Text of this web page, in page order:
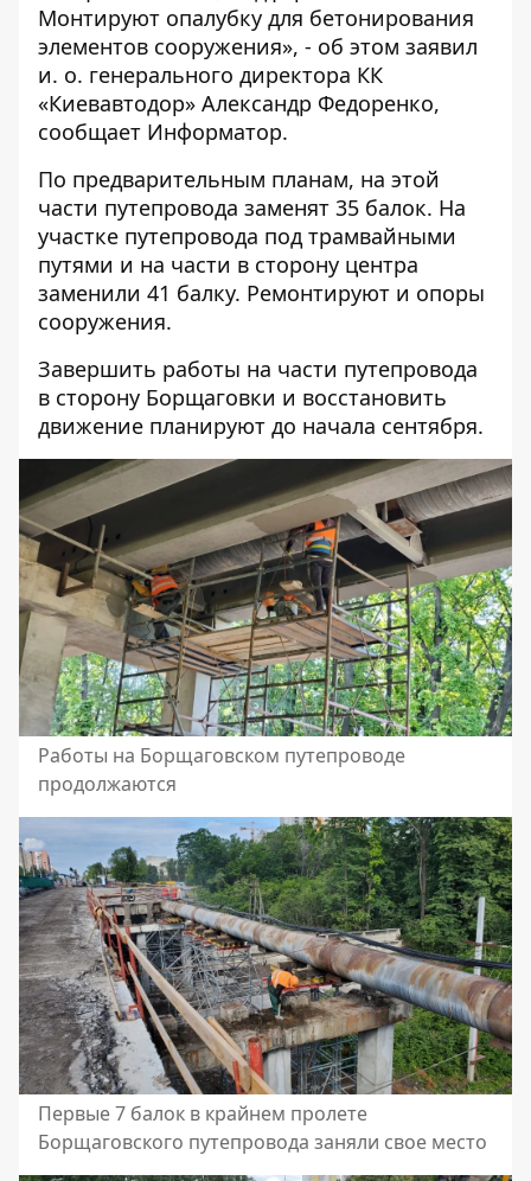
Монтируют опалубку для бетонирования
элементов сооружения», - об этом заявил
и. о. генерального директора КК
«Киевавтодор» Александр Федоренко,
сообщает Информатор.
По предварительным планам, на этой
части путепровода заменят 35 балок. На
участке путепровода под трамвайными
путями и на части в сторону центра
заменили 41 балку. Ремонтируют и опоры
сооружения.
Завершить работы на части путепровода
в сторону Борщаговки и восстановить
движение планируют до начала сентября.
Работы на Борщаговском путепроводе
продолжаются
Первые 7 балок в крайнем пролете
Борщаговского путепровода заняли свое место